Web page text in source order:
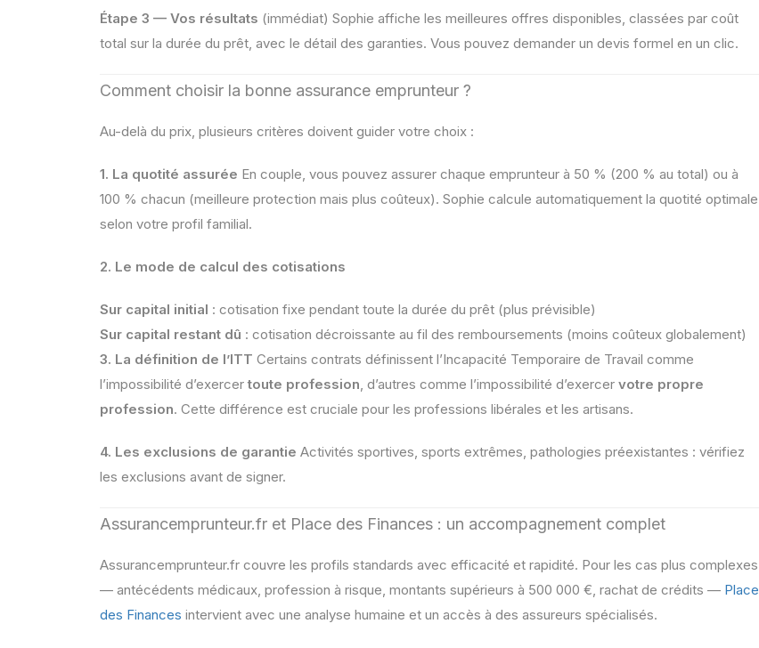
Étape 3 — Vos résultats (immédiat) Sophie affiche les meilleures offres disponibles, classées par coût
total sur la durée du prêt, avec le détail des garanties. Vous pouvez demander un devis formel en un clic.
Comment choisir la bonne assurance emprunteur ?
Au-delà du prix, plusieurs critères doivent guider votre choix :
1. La quotité assurée En couple, vous pouvez assurer chaque emprunteur à 50 % (200 % au total) ou à
100 % chacun (meilleure protection mais plus coûteux). Sophie calcule automatiquement la quotité optimale
selon votre profil familial.
2. Le mode de calcul des cotisations
Sur capital initial : cotisation fixe pendant toute la durée du prêt (plus prévisible)
Sur capital restant dû : cotisation décroissante au fil des remboursements (moins coûteux globalement)
3. La définition de l’ITT Certains contrats définissent l’Incapacité Temporaire de Travail comme
l’impossibilité d’exercer toute profession, d’autres comme l’impossibilité d’exercer votre propre
profession. Cette différence est cruciale pour les professions libérales et les artisans.
4. Les exclusions de garantie Activités sportives, sports extrêmes, pathologies préexistantes : vérifiez
les exclusions avant de signer.
Assurancemprunteur.fr et Place des Finances : un accompagnement complet
Assurancemprunteur.fr couvre les profils standards avec efficacité et rapidité. Pour les cas plus complexes
— antécédents médicaux, profession à risque, montants supérieurs à 500 000 €, rachat de crédits — Place
des Finances intervient avec une analyse humaine et un accès à des assureurs spécialisés.